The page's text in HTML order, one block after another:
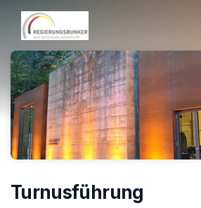
Skip header
Turnusführung